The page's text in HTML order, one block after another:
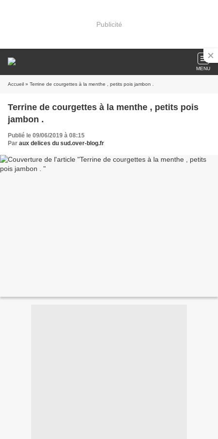
Publicité
MENU
Accueil » Terrine de courgettes à la menthe , petits pois jambon .
Terrine de courgettes à la menthe , petits pois
jambon .
Publié le 09/06/2019 à 08:15
Par aux delices du sud.over-blog.fr